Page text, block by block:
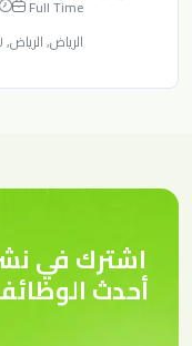
Full Time
الرياض, الرياض, SAU
اشترك في
أحدث